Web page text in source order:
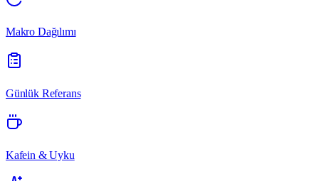
Makro Dağılımı
Günlük Referans
Kafein & Uyku